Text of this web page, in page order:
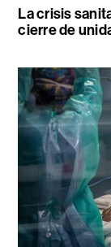
La crisis
cierre de